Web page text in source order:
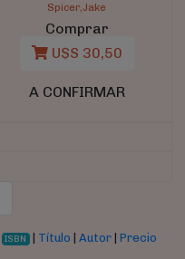
Spicer,Jake
Comprar
U$S 30,50
A CONFIRMAR
ISBN Título |Autor |Precio